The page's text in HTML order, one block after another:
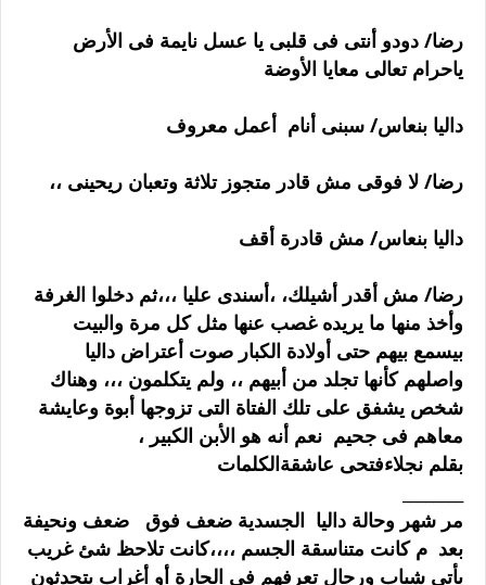
رضا/ دودو أنتى فى قلبى يا عسل نايمة فى الأرض
ياحرام تعالى معايا الأوضة
داليا بنعاس/ سبنى أنام أعمل معروف
رضا/ لا فوقى مش قادر متجوز تلاثة وتعبان ريحينى ،،
داليا بنعاس/ مش قادرة أقف
رضا/ مش أقدر أشيلك، ،أسندى عليا ،،،ثم دخلوا الغرفة
وأخذ منها ما يريده غصب عنها مثل كل مرة والبيت
بيسمع بيهم حتى أولادة الكبار صوت أعتراض داليا
واصلهم كأنها تجلد من أبيهم ،، ولم يتكلمون ،،، وهناك
شخص يشفق على تلك الفتاة التى تزوجها أبوة وعايشة
معاهم فى جحيم نعم أنه هو الأبن الكبير ،
بقلم نجلاءفتحى عاشقةالكلمات
مر شهر وحالة داليا الجسدية ضعف فوق ضعف ونحيفة
بعد م كانت متناسقة الجسم ،،،،كانت تلاحظ شئ غريب
يأتى شباب ورجال تعرفهم فى الحارة أو أغراب يتحدثون